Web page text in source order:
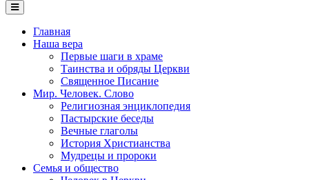
Главная
Наша вера
Первые шаги в храме
Таинства и обряды Церкви
Священное Писание
Мир. Человек. Слово
Религиозная энциклопедия
Пастырские беседы
Вечные глаголы
История Христианства
Мудрецы и пророки
Семья и общество